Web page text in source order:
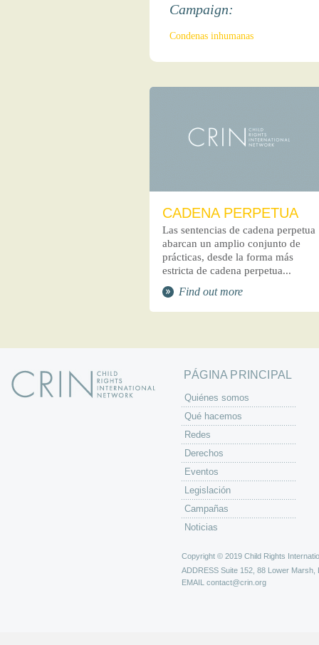
Campaign:
Condenas inhumanas
CADENA PERPETUA
Las sentencias de cadena perpetua
abarcan un amplio conjunto de
prácticas, desde la forma más
estricta de cadena perpetua...
Find out more
PÁGINA PRINCIPAL
Quiénes somos
Qué hacemos
Redes
Derechos
Eventos
Legislación
Campañas
Noticias
Copyright © 2019 Child Rights
ADDRESS Suite 152, 88 Lower Marsh,
EMAIL contact@crin.org